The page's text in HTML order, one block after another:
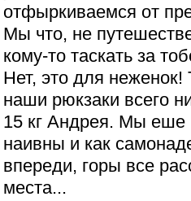
отфыркиваемся от
Мы что, не
кому-то таскать за
Нет, это для
наши рюкзаки всего
15 кг Андрея. Мы еше
наивны и как
впереди, горы все
места...